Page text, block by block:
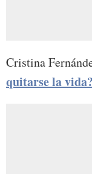
Cristina
quitarse la